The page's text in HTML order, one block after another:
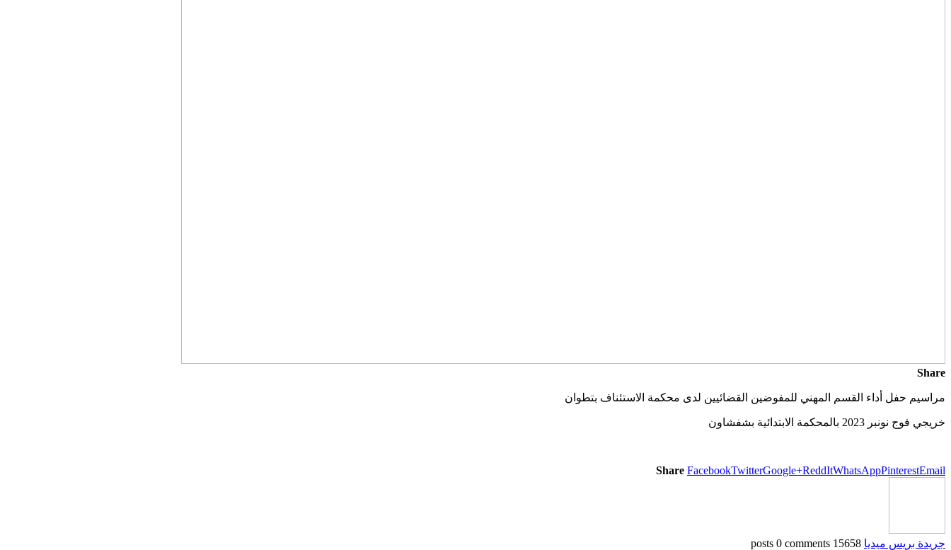
Share
مراسيم حفل أداء القسم المهني للمفوضين القضائيين لدى محكمة الاستئناف بتطوان
خريجي فوج نونبر 2023 بالمحكمة الابتدائية بشفشاون
Share FacebookTwitterGoogle+ReddItWhatsAppPinterestEmail
جريدة بريس ميديا 15658 posts
0 comments